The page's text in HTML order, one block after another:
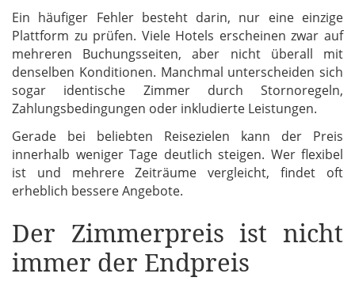
Ein häufiger Fehler besteht darin, nur eine einzige
Plattform zu prüfen. Viele Hotels erscheinen zwar auf
mehreren Buchungsseiten, aber nicht überall mit
denselben Konditionen. Manchmal unterscheiden sich
sogar identische Zimmer durch Stornoregeln,
Zahlungsbedingungen oder inkludierte Leistungen.
Gerade bei beliebten Reisezielen kann der Preis
innerhalb weniger Tage deutlich steigen. Wer flexibel
ist und mehrere Zeiträume vergleicht, findet oft
erheblich bessere Angebote.
Der Zimmerpreis ist nicht
immer der Endpreis